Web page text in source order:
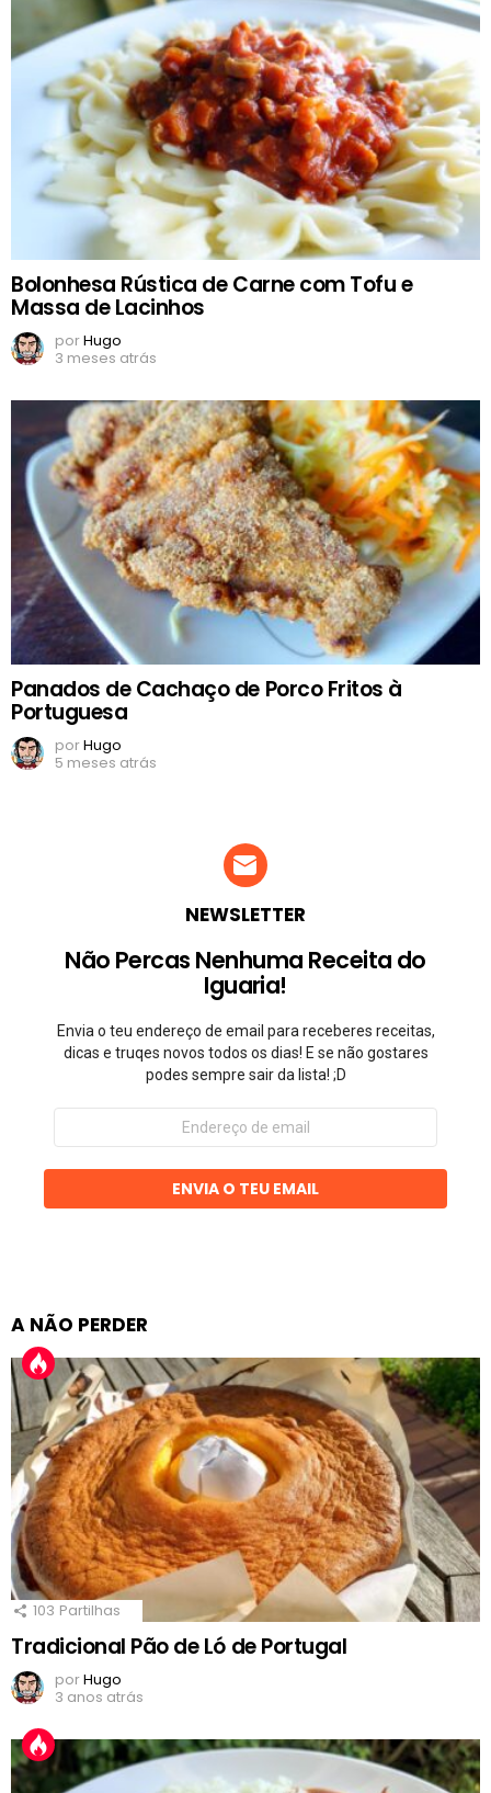
Bolonhesa Rústica de Carne com Tofu e
Massa de Lacinhos
porHugo
3 meses atrás
Panados de Cachaço de Porco Fritos à
Portuguesa
porHugo
5 meses atrás
NEWSLETTER
Não Percas Nenhuma Receita do
Iguaria!
Envia o teu endereço de email para receberes receitas,
dicas e truqes novos todos os dias! E se não gostares
podes sempre sair da lista! ;D
Endereço
email
ENVIA O TEU EMAIL
A NÃO PERDER
103 Partilhas
Tradicional Pão de Ló de Portugal
porHugo
3 anos atrás